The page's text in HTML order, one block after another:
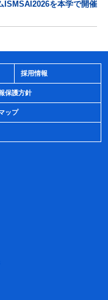
ISMSAI2026を本学で開催
採用情報
保護方針
ップ